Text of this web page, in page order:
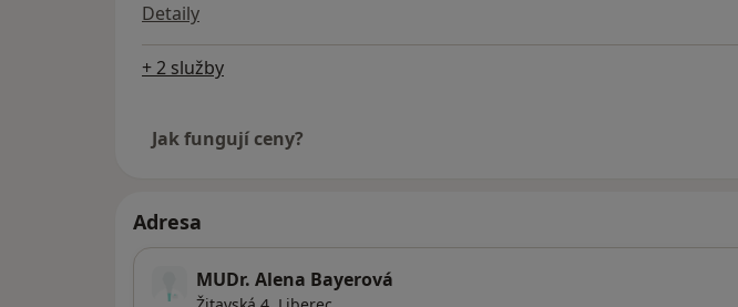
Detaily
+ 2 služby
Jak fungují ceny?
Adresa
MUDr. Alena Bayerová